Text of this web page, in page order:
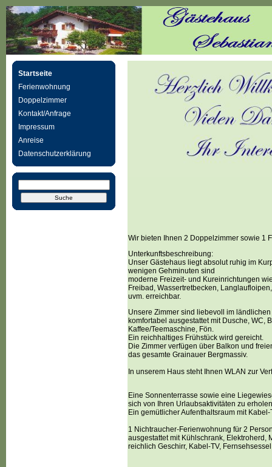
Startseite
Ferienwohnung
Doppelzimmer
Kontakt/Anfrage
Impressum
Anreise
Datenschutzerklärung
Wir bieten Ihnen 2 Doppelzimmer sowie 1
Unterkunftsbeschreibung:
Unser Gästehaus liegt absolut ruhig im
wenigen Gehminuten sind
moderne Freizeit- und Kureinrichtungen
Freibad, Wassertretbecken,
uvm. erreichbar.
Unsere Zimmer sind liebevoll im
komfortabel ausgestattet mit Dusche, WC,
Kaffee/Teemaschine, Fön.
Ein reichhaltiges Frühstück wird gereicht.
Die Zimmer verfügen über Balkon und
das gesamte Grainauer Bergmassiv.
In unserem Haus steht Ihnen WLAN zur
Eine Sonnenterrasse sowie eine
sich von Ihren Urlaubsaktivitäten zu
Ein gemütlicher Aufenthaltsraum mit
1 Nichtraucher-Ferienwohnung für 2
ausgestattet mit Kühlschrank, Elektroherd,
reichlich Geschirr, Kabel-TV,